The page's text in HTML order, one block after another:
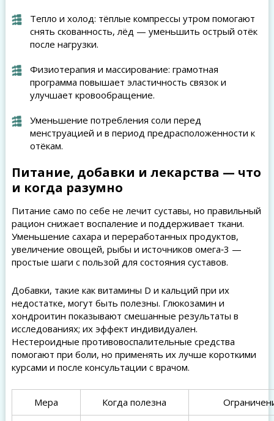
Тепло и холод: тёплые компрессы утром помогают
снять скованность, лёд — уменьшить острый отёк
после нагрузки.
Физиотерапия и массирование: грамотная
программа повышает эластичность связок и
улучшает кровообращение.
Уменьшение потребления соли перед
менструацией и в период предрасположенности к
отёкам.
Питание, добавки и лекарства — что
и когда разумно
Питание само по себе не лечит суставы, но правильный
рацион снижает воспаление и поддерживает ткани.
Уменьшение сахара и переработанных продуктов,
увеличение овощей, рыбы и источников омега‑3 —
простые шаги с пользой для состояния суставов.
Добавки, такие как витамины D и кальций при их
недостатке, могут быть полезны. Глюкозамин и
хондроитин показывают смешанные результаты в
исследованиях; их эффект индивидуален.
Нестероидные противовоспалительные средства
помогают при боли, но применять их лучше короткими
курсами и после консультации с врачом.
Мера Когда полезна